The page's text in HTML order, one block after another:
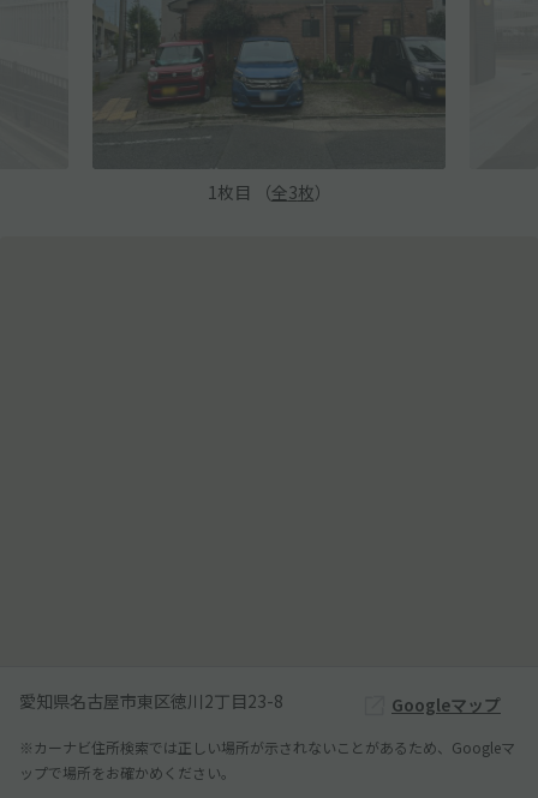
1 枚目 （全3枚）
愛知県名古屋市東区徳川2丁目23-8 Googleマップ
※カーナビ住所検索では正しい場所が示されないことがあるため、Googleマ
ップで場所をお確かめください。